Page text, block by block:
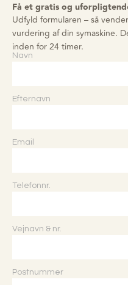
Få et gratis og
Udfyld formularen – så
vurdering af din symaskine.
inden for 24 timer.
Navn
Efternavn
Email
Telefonnr.
Vejnavn & nr.
Postnummer